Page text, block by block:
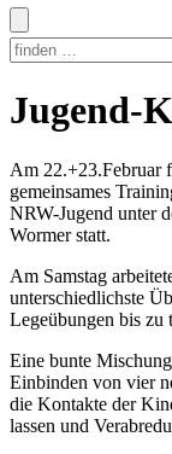
Skip
to
Jugend-
Am 22.+23.Februar
gemeinsames
NRW-Jugend unter
Wormer statt.
Am Samstag
unterschiedlichste
Legeübungen bis zu
Eine bunte
Einbinden von vier
die Kontakte der
lassen und